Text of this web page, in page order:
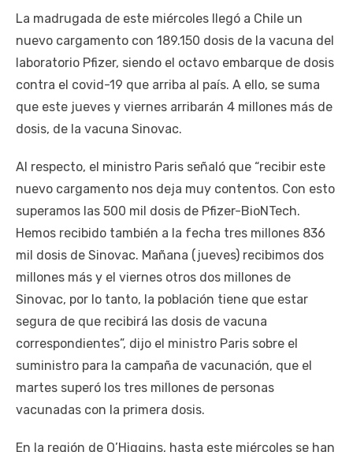
La madrugada de este miércoles llegó a Chile un
nuevo cargamento con 189.150 dosis de la vacuna del
laboratorio Pfizer, siendo el octavo embarque de dosis
contra el covid-19 que arriba al país. A ello, se suma
que este jueves y viernes arribarán 4 millones más de
dosis, de la vacuna Sinovac.
Al respecto, el ministro Paris señaló que “recibir este
nuevo cargamento nos deja muy contentos. Con esto
superamos las 500 mil dosis de Pfizer-BioNTech.
Hemos recibido también a la fecha tres millones 836
mil dosis de Sinovac. Mañana (jueves) recibimos dos
millones más y el viernes otros dos millones de
Sinovac, por lo tanto, la población tiene que estar
segura de que recibirá las dosis de vacuna
correspondientes”, dijo el ministro Paris sobre el
suministro para la campaña de vacunación, que el
martes superó los tres millones de personas
vacunadas con la primera dosis.
En la región de O’Higgins, hasta este miércoles se han